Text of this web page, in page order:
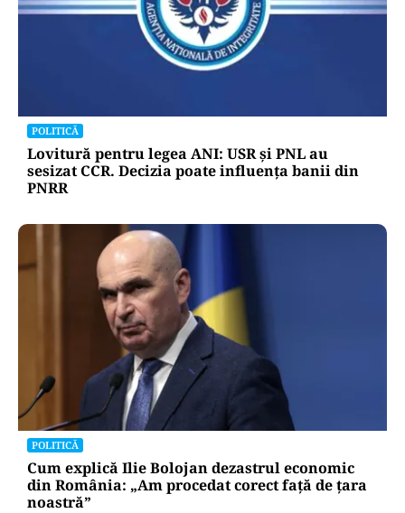
POLITICĂ
Lovitură pentru legea ANI: USR și PNL au
sesizat CCR. Decizia poate influența banii din
PNRR
POLITICĂ
Cum explică Ilie Bolojan dezastrul economic
din România: „Am procedat corect față de țara
noastră”